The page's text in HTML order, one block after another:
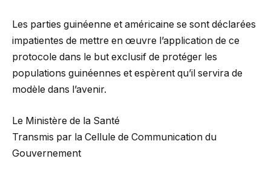
Les parties guinéenne et américaine se sont déclarées
impatientes de mettre en œuvre l’application de ce
protocole dans le but exclusif de protéger les
populations guinéennes et espèrent qu’il servira de
modèle dans l’avenir.
Le Ministère de la Santé
Transmis par la Cellule de Communication du
Gouvernement